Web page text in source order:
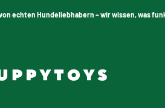
echten Hundeliebhabern – wir wissen, was